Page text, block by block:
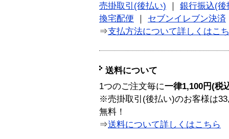
売掛取引(後払い)
銀行振込(後
換宅配便
セブンイレブン決済
⇒支払方法について詳しくはこ
送料について
1つのご注文毎に一律1,100円(税
※売掛取引(後払い)のお客様は
無料！
⇒送料について詳しくはこちら